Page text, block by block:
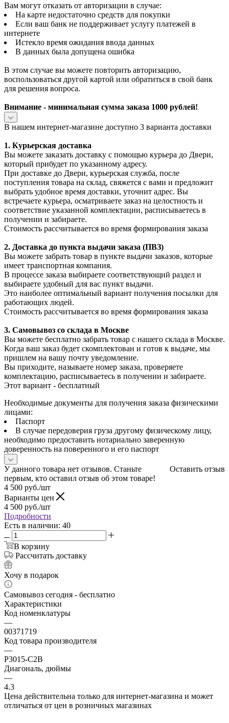
Вам могут отказать от авторизации в случае:
На карте недостаточно средств для покупки
Если ваш банк не поддерживает услугу платежей в
интернете
Истекло время ожидания ввода данных
В данных была допущена ошибка
В этом случае вы можете повторить авторизацию,
воспользоваться другой картой или обратиться в свой банк
для решения вопроса.
Внимание - минимальная сумма заказа 1000 рублей!
В нашем интернет-магазине доступно 3 варианта доставки
1. Курьерская доставка
Вы можете заказать доставку с помощью курьера до Двери,
который прибудет по указанному адресу.
При доставке до Двери, курьерская служба, после
поступления товара на склад, свяжется с вами и предложит
выбрать удобное время доставки, уточнит адрес. Вы
встречаете курьера, осматриваете заказ на целостность и
соответствие указанной комплектации, расписываетесь в
получении и забираете.
Стоимость рассчитывается во время формирования заказа
2. Доставка до пункта выдачи заказа (ПВЗ)
Вы можете забрать товар в пункте выдачи заказов, которые
имеет транспортная компания.
В процессе заказа выбираете соответствующий раздел и
выбираете удобный для вас пункт выдачи.
Это наиболее оптимальный вариант получения посылки для
работающих людей.
Стоимость рассчитывается во время формирования заказа
3. Самовывоз со склада в Москве
Вы можете бесплатно забрать товар с нашего склада в Москве.
Когда ваш заказ будет скомплектован и готов к выдаче, мы
пришлем на вашу почту уведомление.
Вы приходите, называете номер заказа, проверяете
комплектацию, расписываетесь в получении и забираете.
Этот вариант - бесплатный
Необходимые документы для получения заказа физическими
лицами:
Паспорт
В случае передоверия груза другому физическому лицу,
необходимо предоставить нотариально заверенную
доверенность на поверенного и его паспорт
Оставить отзыв
У данного товара нет отзывов. Станьте
первым, кто оставил отзыв об этом товаре!
4 500 руб./шт
Варианты цен
4 500 руб./шт
Подробности
Есть в наличии: 40
В корзину
Рассчитать доставку
Хочу в подарок
Самовывоз сегодня - бесплатно
Характеристики
Код номенклатуры
—
00371719
Код товара производителя
—
P3015-C2B
Диагональ, дюймы
—
4.3
Цена действительна только для интернет-магазина и может
отличаться от цен в розничных магазинах